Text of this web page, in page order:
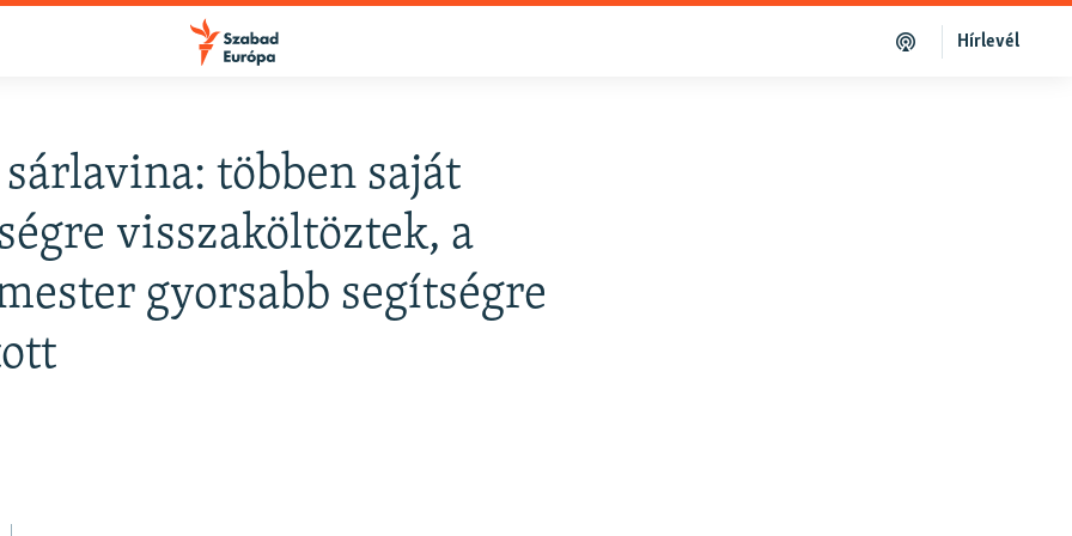
Hírlevél
sárlavina: többen saját
visszaköltöztek, a
gyorsabb segítségre